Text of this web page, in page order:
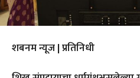
शबनम न्यूज | प्रतिनिधी